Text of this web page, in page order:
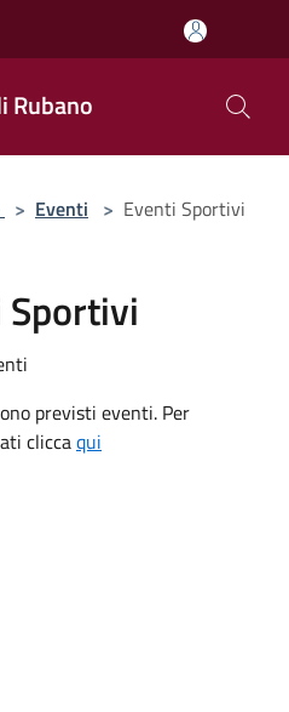
Rubano
> Eventi > Eventi Sportivi
Sportivi
previsti eventi. Per
cliccaqui